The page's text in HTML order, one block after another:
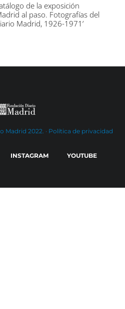
de la exposición
al paso. Fotografías del
Madrid, 1926-1971’
2022. · Política de privacidad
INSTAGRAM YOUTUBE